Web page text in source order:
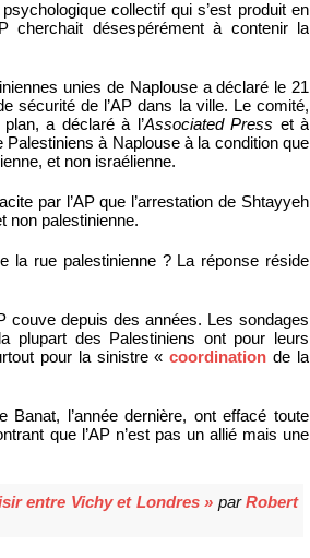
collectif qui s’est produit en
cherchait désespérément à contenir la
unies de Naplouse a déclaré le 21
sécurité de l’AP dans la ville. Le comité,
a déclaré à l’Associated Press et à
Palestiniens à Naplouse à la condition que
et non israélienne.
par l’AP que l’arrestation de Shtayyeh
non palestinienne.
la rue palestinienne ? La réponse réside
couve depuis des années. Les sondages
plupart des Palestiniens ont pour leurs
pour la sinistre «coordination de la
Banat, l’année dernière, ont effacé toute
que l’AP n’est pas un allié mais une
entre Vichy et Londres » parRobert